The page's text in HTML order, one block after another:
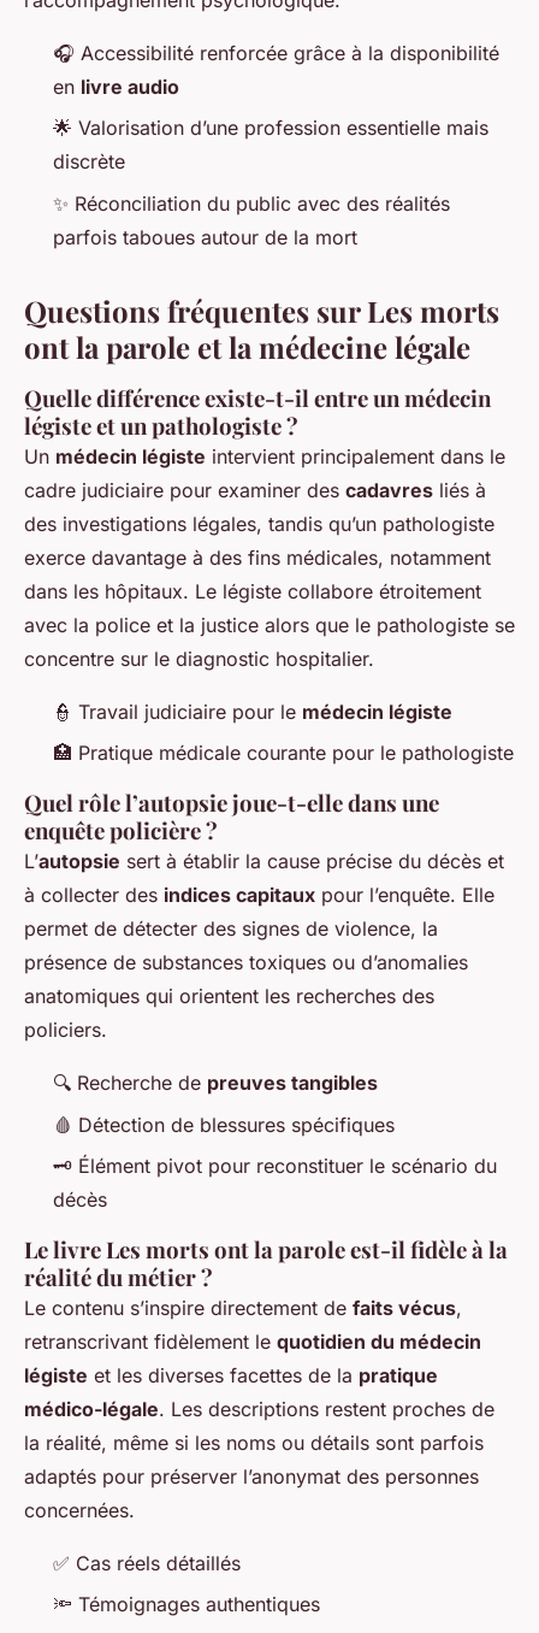
🎧 Accessibilité renforcée grâce à la disponibilité
en livre audio
🌟 Valorisation d’une profession essentielle mais
discrète
✨ Réconciliation du public avec des réalités
parfois taboues autour de la mort
Questions fréquentes sur Les morts
ont la parole et la médecine légale
Quelle différence existe-t-il entre un médecin
légiste et un pathologiste ?
Un médecin légiste intervient principalement dans le
cadre judiciaire pour examiner des cadavres liés à
des investigations légales, tandis qu’un pathologiste
exerce davantage à des fins médicales, notamment
dans les hôpitaux. Le légiste collabore étroitement
avec la police et la justice alors que le pathologiste se
concentre sur le diagnostic hospitalier.
👮 Travail judiciaire pour le médecin légiste
🏥 Pratique médicale courante pour le pathologiste
Quel rôle l’autopsie joue-t-elle dans une
enquête policière ?
L’autopsie sert à établir la cause précise du décès et
à collecter des indices capitaux pour l’enquête. Elle
permet de détecter des signes de violence, la
présence de substances toxiques ou d’anomalies
anatomiques qui orientent les recherches des
policiers.
🔍 Recherche de preuves tangibles
🩸 Détection de blessures spécifiques
🗝️ Élément pivot pour reconstituer le scénario du
décès
Le livre Les morts ont la parole est-il fidèle à la
réalité du métier ?
Le contenu s’inspire directement de faits vécus,
retranscrivant fidèlement le quotidien du médecin
légiste et les diverses facettes de la pratique
médico-légale. Les descriptions restent proches de
la réalité, même si les noms ou détails sont parfois
adaptés pour préserver l’anonymat des personnes
concernées.
✅ Cas réels détaillés
🔦 Témoignages authentiques